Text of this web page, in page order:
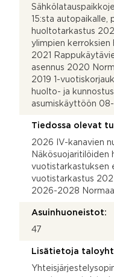
15:sta autopaikalle,
huoltotarkastus
ylimpien kerroksien
2021
asennus 2020
2019 1-
huolto- ja
asumiskäyttöön 08-
Tiedossa olevat
2026 IV-kanavien
Näkösuojaritilöiden
vuotistarkastuksen
vuotistarkastus
2026-2028
Asuinhuoneistot:
47
Lisätietoja